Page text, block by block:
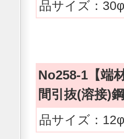
品サイズ：
No258-1【端
間引抜(溶接
品サイズ：